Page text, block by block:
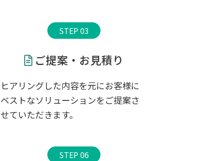
STEP 03
ご提案・お見積り
ヒアリングした内容を元にお客様に
ベストなソリューションをご提案さ
せていただきます。
STEP 06